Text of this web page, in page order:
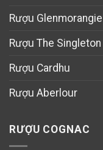
Rượu Glenmorangie
Rượu The Singleton
Rượu Cardhu
Rượu Aberlour
RƯỢU COGNAC